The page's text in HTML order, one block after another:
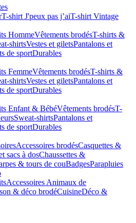
T-shirt J'peux pas j’aiT-shirt Vintage
HommeVêtements brodésT-shirts &
shirtsVestes et giletsPantalons et
de sportDurables
FemmeVêtements brodésT-shirts &
shirtsVestes et giletsPantalons et
de sportDurables
Enfant & BébéVêtements brodésT-
Sweat-shirtsPantalons et
de sportDurables
Accessoires brodésCasquettes &
sacs à dosChaussettes &
& tours de couBadgesParapluies
Accessoires Animaux de
& déco brodéCuisineDéco &